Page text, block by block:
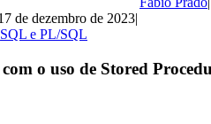
de dezembro de 2023
SQL e PL/SQL
o uso de Stored